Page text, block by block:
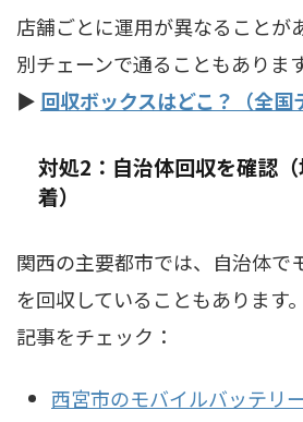
店舗ごとに運用が異なることが
別チェーンで通ることもあります
▶ 回収ボックスはどこ？（全国
対処2：自治体回収を確認
着）
関西の主要都市では、自治体で
を回収していることもあります
記事をチェック：
西宮市のモバイルバッテリ